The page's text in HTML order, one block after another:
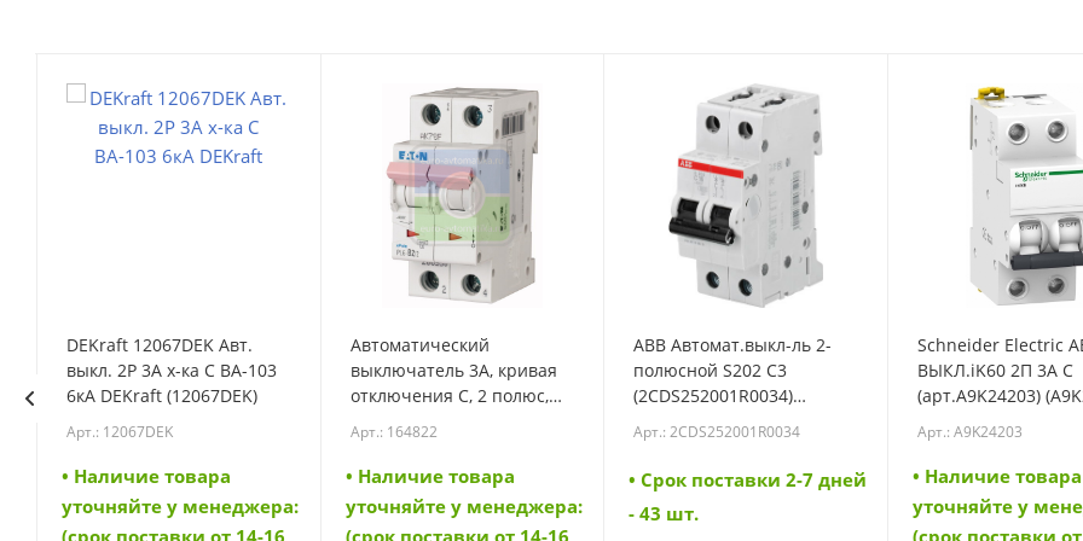
DEKraft 12067DEK Авт.
выкл. 2Р 3А х-ка C ВА-103
6кА DEKraft (12067DEK)
Арт.: 12067DEK
• Наличие товара
уточняйте у менеджера:
(срок поставки от 14-16
Автоматический
выключатель 3А, кривая
отключения C, 2 полюс,
(PL6-C3/2) (164822)
Арт.: 164822
• Наличие товара
уточняйте у менеджера:
(срок поставки от 14-16
ABB Автомат.выкл-ль 2-
полюсной S202 C3
(2CDS252001R0034)
Арт.: 2CDS252001R0034
• Cрок поставки 2-7 дней
- 43 шт.
Schneider Electric
ВЫКЛ.iK60 2П 3A C
(арт.A9K24203)
Арт.: A9K24203
• Наличие товара
уточняйте у
(срок поставки